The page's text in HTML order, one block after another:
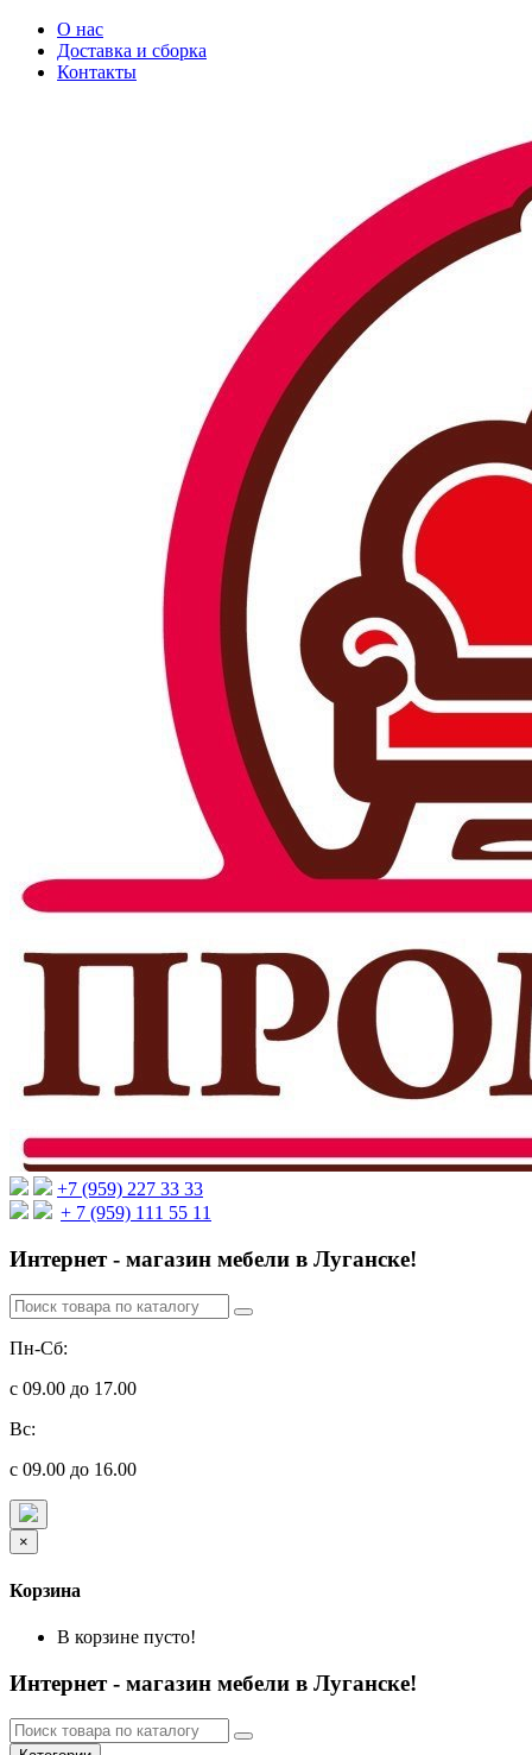
О нас
Доставка и сборка
Контакты
+7 (959) 227 33 33
+ 7 (959) 111 55 11
Интернет - магазин мебели в Луганске!
Пн-Сб:
с 09.00 до 17.00
Вс:
с 09.00 до 16.00
×
Корзина
В корзине пусто!
Интернет - магазин мебели в Луганске!